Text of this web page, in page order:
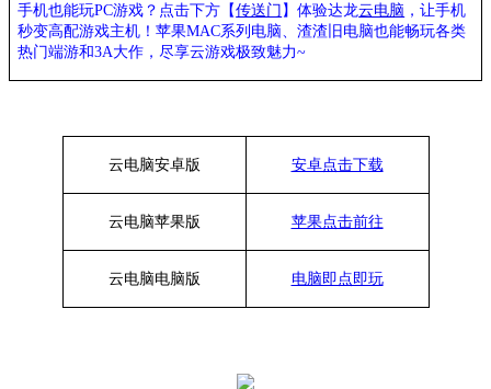
手机也能玩PC游戏？点击下方【传送门 】体验达龙云电脑 ，让手机
秒变高配游戏主机 ！苹果MAC系列电脑、渣渣旧电脑也能畅玩各类
热门端游和3A大作， 尽享云游戏极致魅力~
云电脑安卓版 安卓点击下载
云电脑苹果版 苹果点击前往
云电脑电脑版 电脑即点即玩